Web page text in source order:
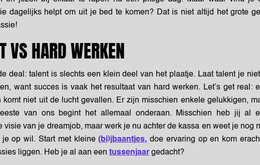
dagelijks helpt om uit je bed te komen? Dat is niet altijd het grote
VS HARD WERKEN
deal: talent is slechts een klein deel van het plaatje. Laat talent je
want succes is vaak het resultaat van hard werken. Let’s get real:
komt niet uit de lucht gevallen. Er zijn misschien enkele gelukkigen,
van ons begint het allemaal onderaan. Misschien heb jij al
visie van je dreamjob, maar werk je nu achter de kassa en weet je nog
je op wil. Start met kleine(bi)jbaantjes, doe ervaring op en kom
liggen. Heb je al aan een tussenjaar gedacht?